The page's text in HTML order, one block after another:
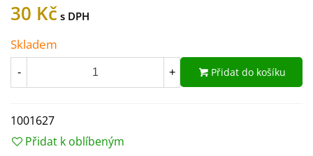
30 Kč
Skladem
- + Přidat do košíku
1001627
Přidat k oblíbeným